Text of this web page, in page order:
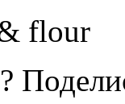
flour